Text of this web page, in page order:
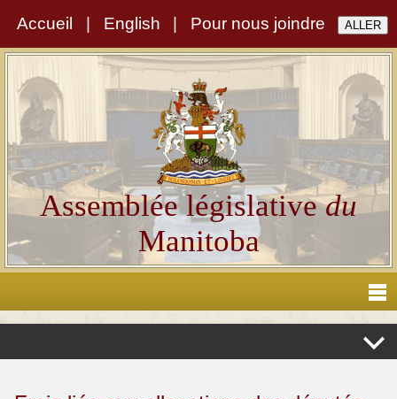
Accueil English Pour nous joindre
Assemblée législativedu
Manitoba